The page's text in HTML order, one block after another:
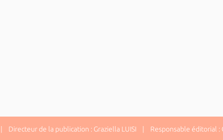
Directeur de la publication : Graziella LUISI | Responsable éditorial :